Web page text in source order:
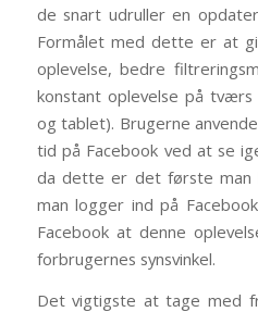
de snart udruller en
Formålet med dette er at
oplevelse, bedre
konstant oplevelse på
og tablet). Brugerne
tid på Facebook ved at se
da dette er det første man
man logger ind på
Facebook at denne
forbrugernes synsvinkel.
Det vigtigste at tage med